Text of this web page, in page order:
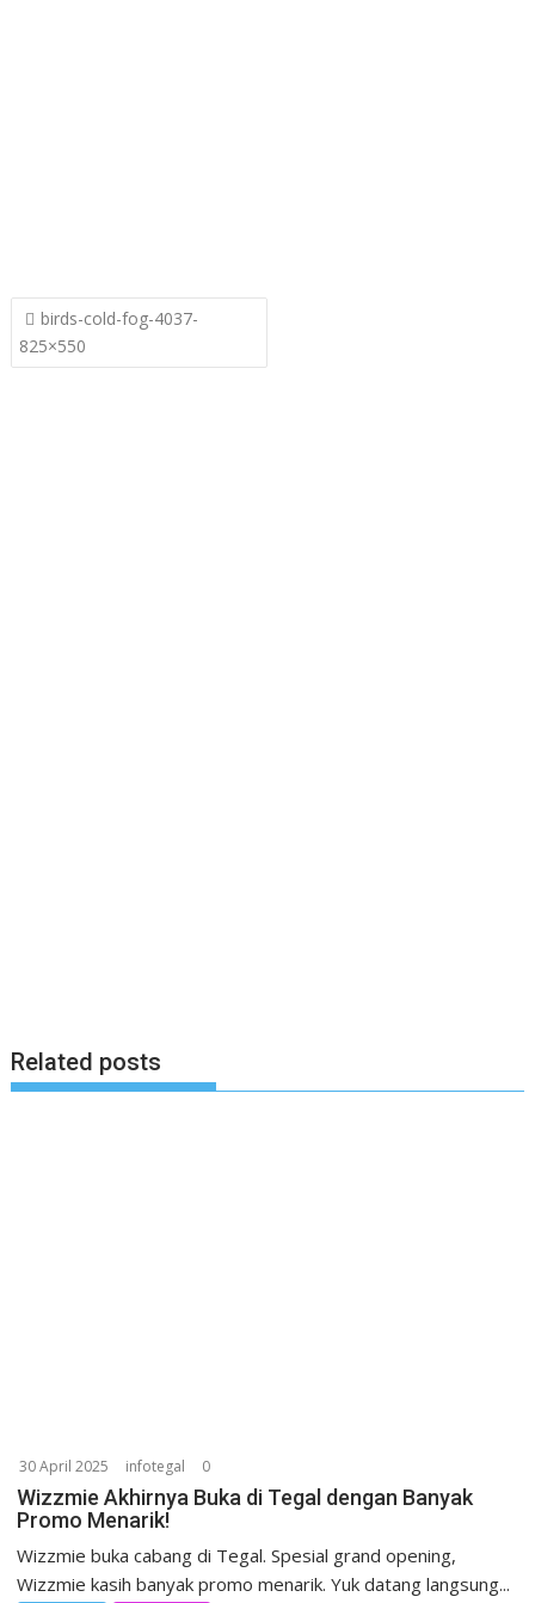
Post
navigation
birds-cold-fog-4037-
825×550
Related posts
30 April 2025 infotegal 0
Wizzmie Akhirnya Buka di Tegal dengan Banyak
Promo Menarik!
Wizzmie buka cabang di Tegal. Spesial grand opening,
Wizzmie kasih banyak promo menarik. Yuk datang langsung...